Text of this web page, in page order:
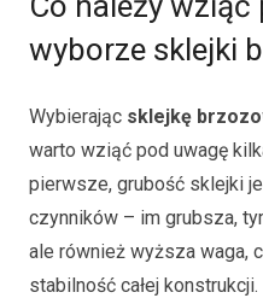
wyborze sklejki
Wybierając sklejkę
warto wziąć pod uwagę
pierwsze, grubość sklejki
czynników – im grubsza,
ale również wyższa waga,
stabilność całej konstrukcji.